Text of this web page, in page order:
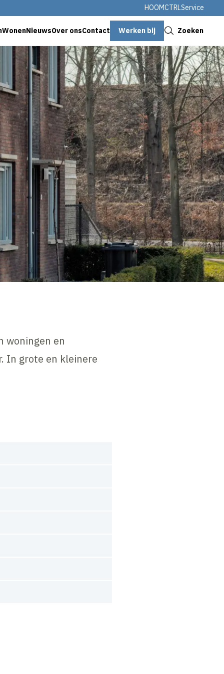
HOOMCTRLService
NieuwsOver onsContact Werken bij Zoeken
woningen en
In grote en kleinere
Sluiten